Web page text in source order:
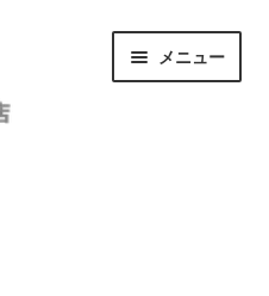
メニュー